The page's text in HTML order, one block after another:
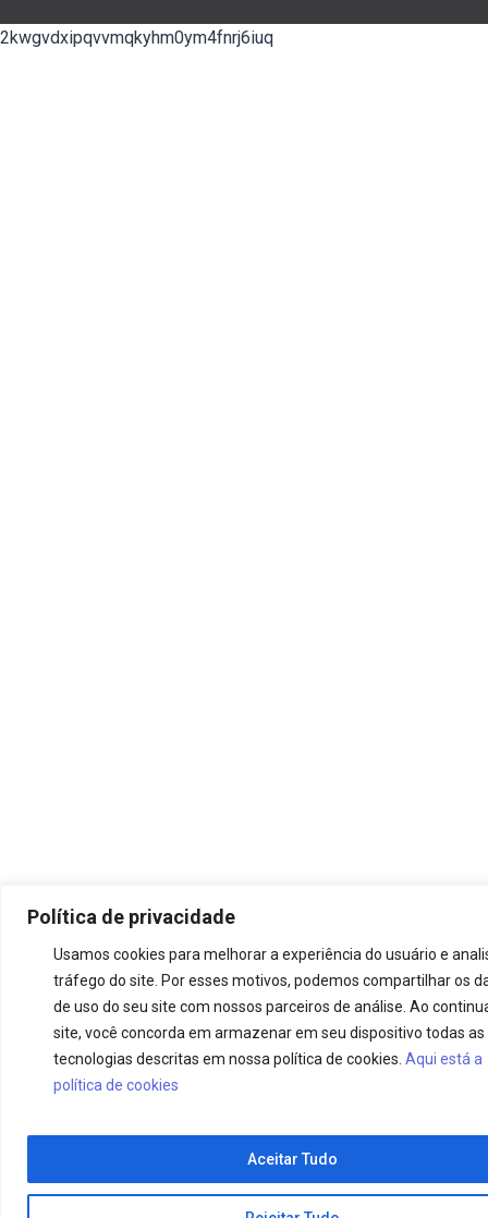
Política de privacidade
Usamos cookies para melhorar a experiência do usuário e
tráfego do site. Por esses motivos, podemos compartilhar os
de uso do seu site com nossos parceiros de análise. Ao
site, você concorda em armazenar em seu dispositivo todas as
tecnologias descritas em nossa política de cookies. Aqui está a
política de cookies
Aceitar Tudo
2kwgvdxipqvvmqkyhm0ym4fnrj6iuq